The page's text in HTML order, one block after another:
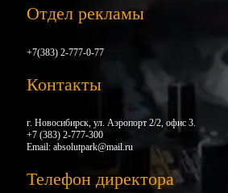
Отдел рекламы
+7(383) 2-777-0-77
Контакты
г. Новосибирск, ул. Аэропорт 2/2, офис 3.
+7 (383) 2-777-300
Email: absolutpark@mail.ru
Телефон директора